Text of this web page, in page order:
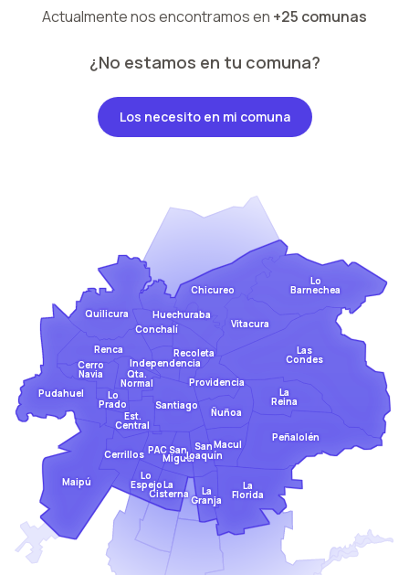
Actualmente nos encontramos en +25 comunas
¿No estamos en tu comuna?
Los necesito en mi comuna
Chicureo
Maipú
Cerrillos
Est.
Central
Pudahuel Lo
Prado
Cerro
Navia
Santiago
Renca
Qta.
Normal
Recoleta
Independencia
Quilicura
Conchalí
La
Cisterna
Lo
Espejo
PACSan
Miguel
La
Granja
San
Joaquín
Providencia
Ñuñoa
La
Reina
Macul
La
Florida
Peñalolén
Las
Condes
Vitacura
Lo
Barnechea
Huechuraba